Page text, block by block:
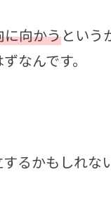
に向かうという
ずなんです。
るかもしれな